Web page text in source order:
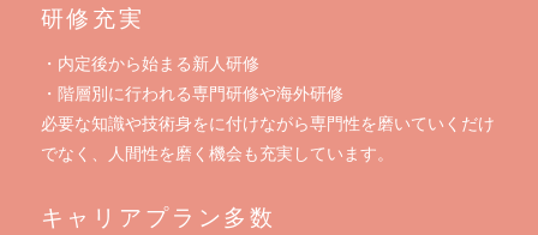
研修充実
・内定後から始まる新人研修
・階層別に行われる専門研修や海外研修
必要な知識や技術身をに付けながら専門性を磨いていくだけ
でなく、人間性を磨く機会も充実しています。
キャリアプラン多数